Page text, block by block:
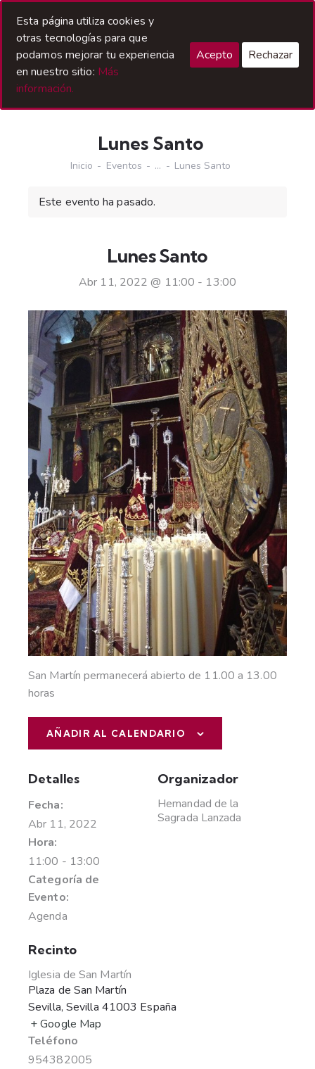
Lunes Santo
Inicio Eventos ... Lunes Santo
Este evento ha pasado.
Lunes Santo
Abr 11, 2022 @ 11:00 - 13:00
San Martín permanecerá abierto de 11.00 a 13.00
horas
AÑADIR AL CALENDARIO
Detalles
Fecha:
Abr 11, 2022
Hora:
11:00 - 13:00
Categoría de
Evento:
Agenda
Organizador
Hemandad de la
Sagrada Lanzada
Recinto
Iglesia de San Martín
Plaza de San Martín
Sevilla, Sevilla 41003 España
+ Google Map
Teléfono
954382005
Esta página utiliza cookies y
otras tecnologías para que
podamos mejorar tu experiencia
en nuestro sitio: Más
información.
Acepto Rechazar